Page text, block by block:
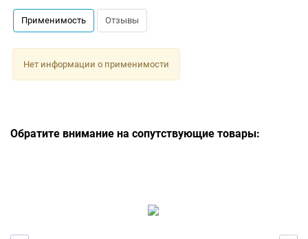
Применимость Отзывы
Нет информации о применимости
Обратите внимание на сопутствующие товары: